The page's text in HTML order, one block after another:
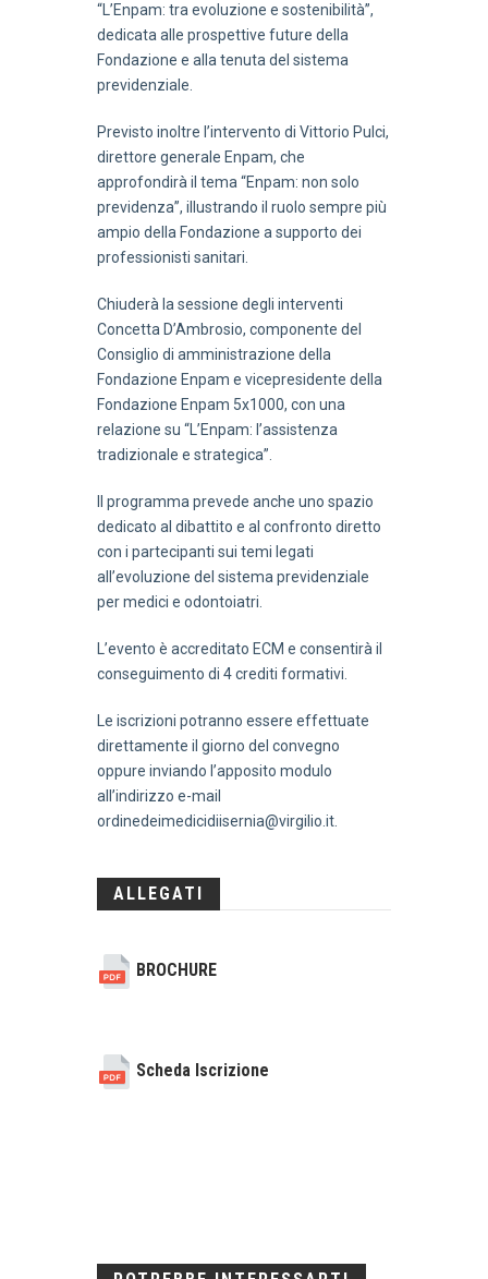
“L’Enpam: tra evoluzione e sostenibilità”,
dedicata alle prospettive future della
Fondazione e alla tenuta del sistema
previdenziale.
Previsto inoltre l’intervento di Vittorio Pulci,
direttore generale Enpam, che
approfondirà il tema “Enpam: non solo
previdenza”, illustrando il ruolo sempre più
ampio della Fondazione a supporto dei
professionisti sanitari.
Chiuderà la sessione degli interventi
Concetta D’Ambrosio, componente del
Consiglio di amministrazione della
Fondazione Enpam e vicepresidente della
Fondazione Enpam 5x1000, con una
relazione su “L’Enpam: l’assistenza
tradizionale e strategica”.
Il programma prevede anche uno spazio
dedicato al dibattito e al confronto diretto
con i partecipanti sui temi legati
all’evoluzione del sistema previdenziale
per medici e odontoiatri.
L’evento è accreditato ECM e consentirà il
conseguimento di 4 crediti formativi.
Le iscrizioni potranno essere effettuate
direttamente il giorno del convegno
oppure inviando l’apposito modulo
all’indirizzo e-mail
ordinedeimedicidiisernia@virgilio.it.
ALLEGATI
BROCHURE
Scheda Iscrizione